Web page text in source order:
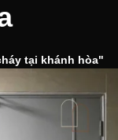
tại khánh hòa"